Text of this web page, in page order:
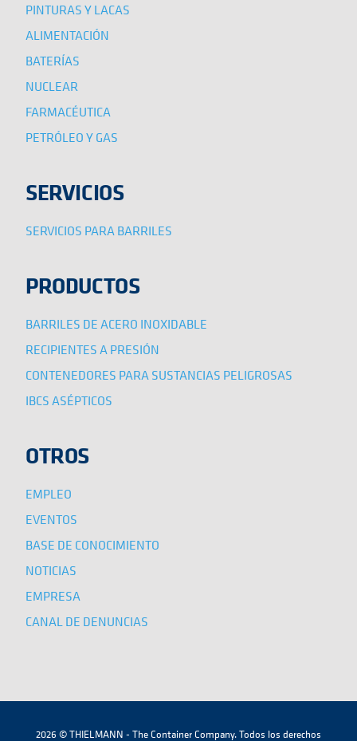
PINTURAS Y LACAS
ALIMENTACIÓN
BATERÍAS
NUCLEAR
FARMACÉUTICA
PETRÓLEO Y GAS
SERVICIOS
SERVICIOS PARA BARRILES
PRODUCTOS
BARRILES DE ACERO INOXIDABLE
RECIPIENTES A PRESIÓN
CONTENEDORES PARA SUSTANCIAS PELIGROSAS
IBCS ASÉPTICOS
OTROS
EMPLEO
EVENTOS
BASE DE CONOCIMIENTO
NOTICIAS
EMPRESA
CANAL DE DENUNCIAS
2026 © THIELMANN - The Container Company. Todos los derechos